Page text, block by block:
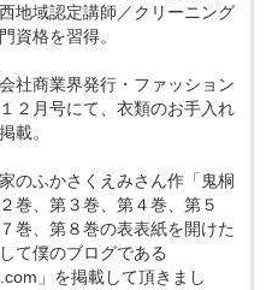
地域認定講師／クリーニング
資格を習得。
社商業界発行・ファッション
２月号にて、衣類のお手入れ
載。
のふかさくえみさん作「鬼桐
巻、第３巻、第４巻、第５
巻、第８巻の表表紙を開けた
て僕のブログである
」を掲載して頂きまし